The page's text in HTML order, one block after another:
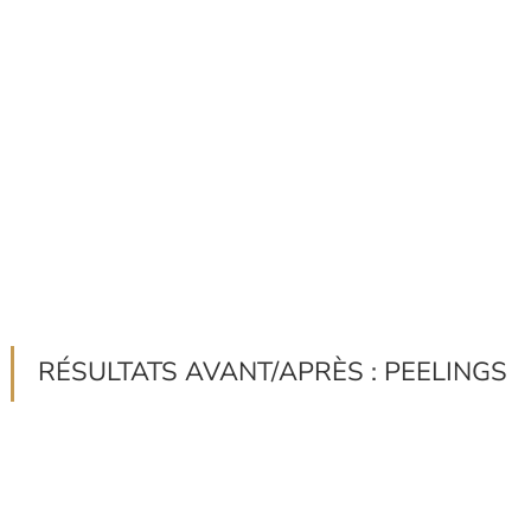
RÉSULTATS AVANT/APRÈS : PEELINGS